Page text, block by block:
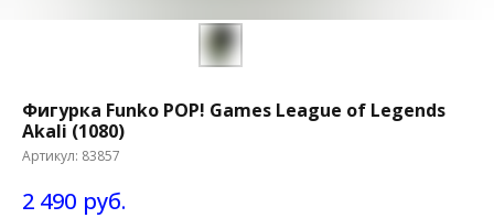
Фигурка Funko POP! Games League of Legends
Akali (1080)
Артикул: 83857
2 490 руб.